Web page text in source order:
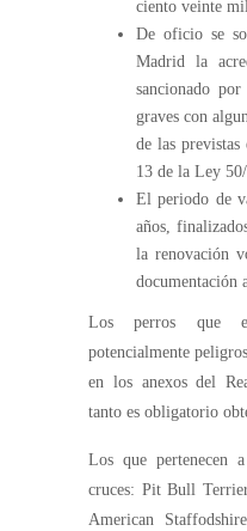
ciento veinte
De oficio se
Madrid la
sancionado
graves con
de las
13 de la Ley
El periodo de
años,
la renovación
documentación
Los perros que
potencialmente
en los anexos del
tanto es obligatorio
Los que pertenecen
cruces: Pit Bull
American